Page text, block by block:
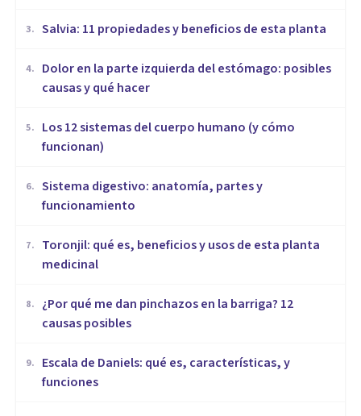
3. Salvia: 11 propiedades y beneficios de esta planta
4.
Dolor en la parte izquierda del estómago: posibles
causas y qué hacer
5.
Los 12 sistemas del cuerpo humano (y cómo
funcionan)
6. Sistema digestivo: anatomía, partes y
funcionamiento
7.
Toronjil: qué es, beneficios y usos de esta planta
medicinal
8.
¿Por qué me dan pinchazos en la barriga? 12
causas posibles
9.
Escala de Daniels: qué es, características, y
funciones